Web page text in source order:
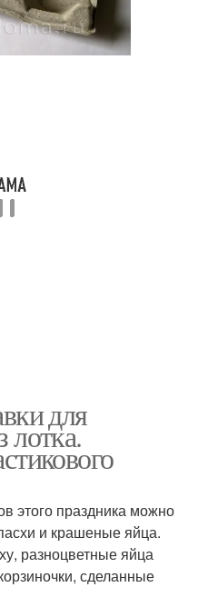
для
лотка.
этого праздника можно
и крашеные яйца.
разноцветные яйца
сделанные